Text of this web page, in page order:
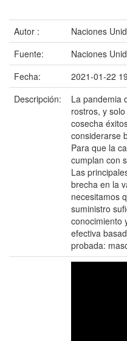
Autor :
Naciones
Fuente:
Naciones
Fecha:
2021-01-22
Descripción:
La pandemia
rostros, y
cosecha
considerarse
Para que la
cumplan con
Las
brecha en la
necesitamos
suministro
conocimiento
efectiva
probada: